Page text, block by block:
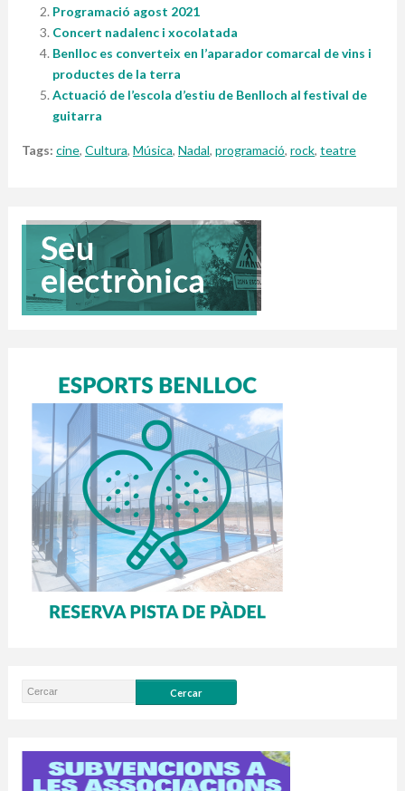
Programació agost 2021
Concert nadalenc i xocolatada
Benlloc es converteix en l’aparador comarcal de vins i
productes de la terra
Actuació de l’escola d’estiu de Benlloch al festival de
guitarra
Tags: cine, Cultura, Música, Nadal, programació, rock, teatre